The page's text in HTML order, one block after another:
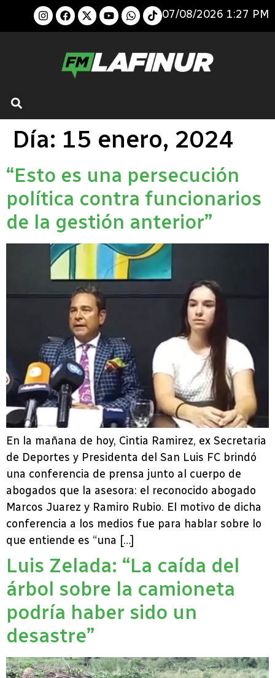
07/08/2026 1:27 PM
Día: 15 enero, 2024
“Esto es una persecución
política contra funcionarios
de la gestión anterior”
En la mañana de hoy, Cintia Ramirez, ex Secretaria
de Deportes y Presidenta del San Luis FC brindó
una conferencia de prensa junto al cuerpo de
abogados que la asesora: el reconocido abogado
Marcos Juarez y Ramiro Rubio. El motivo de dicha
conferencia a los medios fue para hablar sobre lo
que entiende es “una […]
Luis Zelada: “La caída del
árbol sobre la camioneta
podría haber sido un
desastre”